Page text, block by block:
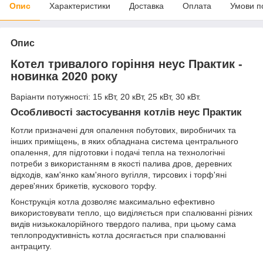
Опис Характеристики Доставка Оплата Умови
Опис
Котел тривалого горіння неус Практик -
новинка 2020 року
Варіанти потужності: 15 кВт, 20 кВт, 25 кВт, 30 кВт.
Особливості застосування котлів неус Практик
Котли призначені для опалення побутових, виробничих та
інших приміщень, в яких обладнана система центрального
опалення, для підготовки і подачі тепла на технологічні
потреби з використанням в якості палива дров, деревних
відходів, кам'янко кам'яного вугілля, тирсових і торф'яні
дерев'яних брикетів, кускового торфу.
Конструкція котла дозволяє максимально ефективно
використовувати тепло, що виділяється при спалюванні різних
видів низькокалорійного твердого палива, при цьому сама
теплопродуктивність котла досягається при спалюванні
антрациту.